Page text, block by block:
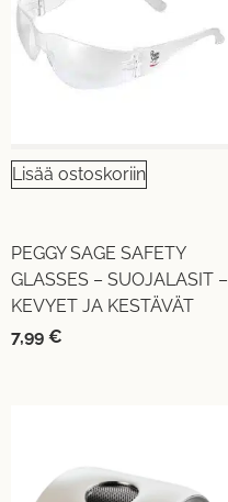
Lisää ostoskoriin
PEGGY SAGE SAFETY
GLASSES – SUOJALASIT –
KEVYET JA KESTÄVÄT
7,99 €